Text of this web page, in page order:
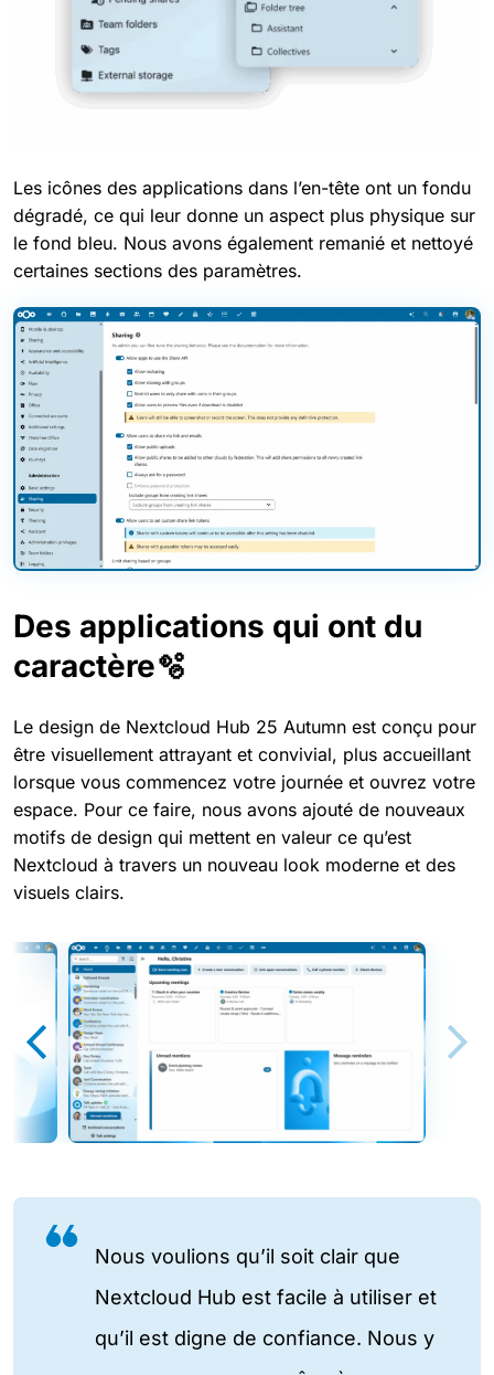
Les icônes des applications dans l’en-tête ont un fondu
dégradé, ce qui leur donne un aspect plus physique sur
le fond bleu. Nous avons également remanié et nettoyé
certaines sections des paramètres.
Des applications qui ont du
caractère🫧
Le design de Nextcloud Hub 25 Autumn est conçu pour
être visuellement attrayant et convivial, plus accueillant
lorsque vous commencez votre journée et ouvrez votre
espace. Pour ce faire, nous avons ajouté de nouveaux
motifs de design qui mettent en valeur ce qu’est
Nextcloud à travers un nouveau look moderne et des
visuels clairs.
Nous voulions qu’il soit clair que
Nextcloud Hub est facile à utiliser et
qu’il est digne de confiance. Nous y